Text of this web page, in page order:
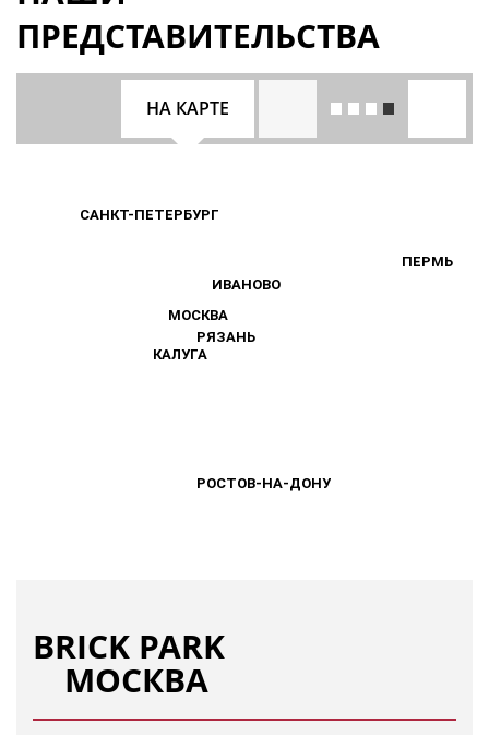
ПРЕДСТАВИТЕЛЬСТВА
МОСКВА
САНКТ-ПЕТЕРБУРГ
ИВАНОВО
КАЛУГА
ПЕРМЬ
РОСТОВ-НА-ДОНУ
РЯЗАНЬ
МОСКВА
САНКТ-ПЕТЕРБУРГ
ИВАНОВО
КАЛУГА
ПЕРМЬ
РОСТОВ-НА-ДОНУ
РЯЗАНЬ
НА КАРТЕ
BRICK PARK
МОСКВА